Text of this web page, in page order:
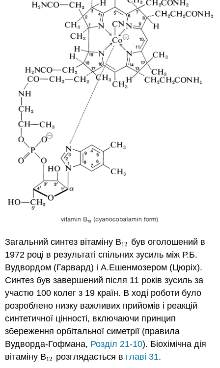
Загальний синтез вітаміну В12
12 був оголошений в
1972 році в результаті спільних зусиль між Р.Б.
Вудвордом (Гарвард) і А.Ешенмозером (Цюріх).
Синтез був завершений після 11 років зусиль за
участю 100 колег з 19 країн. В ході роботи було
розроблено низку важливих прийомів і реакцій
синтетичної цінності, включаючи принцип
збереження орбітальної симетрії (правила
Вудворда-Гофмана, Розділ 21-10). Біохімічна дія
вітаміну В12
12 розглядається в главі 31.